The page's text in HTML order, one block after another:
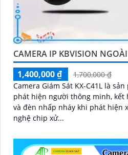
CAMERA IP KBVISION
1,400,000 ₫
1,700,000 ₫
Camera Giám Sát KX-C41L là
phát hiện người thông minh, kết
và đèn nhấp nháy khi phát hiện xâm nhập.
nghệ chip xử...